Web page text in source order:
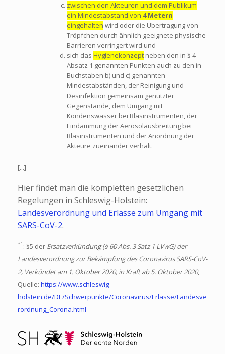
zwischen den Akteuren und dem Publikum
ein Mindestabstand von 4 Metern
eingehalten wird oder die Übertragung von
Tröpfchen durch ähnlich geeignete physische
Barrieren verringert wird und
sich das Hygienekonzeptneben den in § 4
Absatz 1 genannten Punkten auch zu den in
Buchstaben b) und c) genannten
Mindestabständen, der Reinigung und
Desinfektion gemeinsam genutzter
Gegenstände, dem Umgang mit
Kondenswasser bei Blasinstrumenten, der
Eindämmung der Aerosolausbreitung bei
Blasinstrumenten und der Anordnung der
Akteure zueinander verhält.
[...]
Hier findet man die kompletten gesetzlichen
Regelungen in Schleswig-Holstein:
Landesverordnung und Erlasse zum Umgang mit
SARS-CoV-2.
*1 : §5 der Ersatzverkündung (§ 60 Abs. 3 Satz 1 LVwG) der
Landesverordnung zur Bekämpfung des Coronavirus SARS-CoV-
2, Verkündet am 1. Oktober 2020, in Kraft ab 5. Oktober 2020,
Quelle: https://www.schleswig-
holstein.de/DE/Schwerpunkte/Coronavirus/Erlasse/Landesve
rordnung_Corona.html